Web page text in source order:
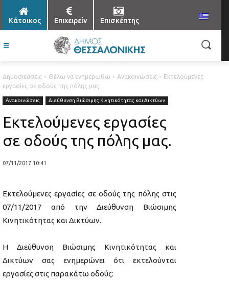
Κάτοικος Επιχειρείν Επισκέπτης
Δημοσιεύσεις Θέλω να ενημερωθώ Ανακοινώσεις
Εκτελούμενες
εργασίες σε οδούς της πόλης μας.
Ανακοινώσεις Διεύθυνση Βιώσιμης Κινητικότητας και Δικτύων
Εκτελούμενες εργασίες
σε οδούς της πόλης μας.
07/11/2017 10:41
Εκτελούμενες εργασίες σε οδούς της πόλης στις
07/11/2017 από την Διεύθυνση Βιώσιμης
Κινητικότητας και Δικτύων.
Η Διεύθυνση Βιώσιμης Κινητικότητας και
Δικτύων σας ενημερώνει ότι εκτελούνται
εργασίες στις παρακάτω οδούς: